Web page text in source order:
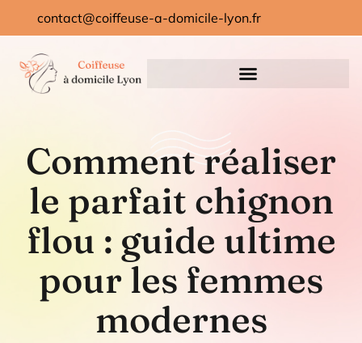
contact@coiffeuse-a-domicile-lyon.fr
Comment réaliser
le parfait chignon
flou : guide ultime
pour les femmes
modernes